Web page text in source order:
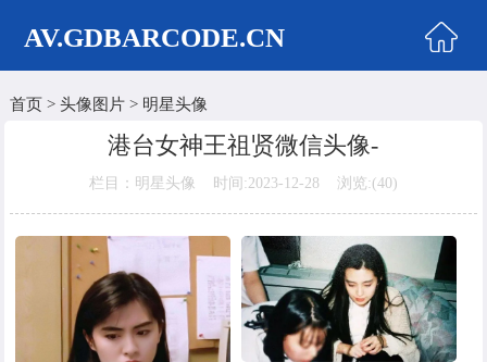
AV.GDBARCODE.CN
首页
女生头像
美女头像
男生头像
首页> 头像图片> 明星头像
港台女神王祖贤微信头像-
栏目：明星头像 时间:2023-12-28 浏览:(40)